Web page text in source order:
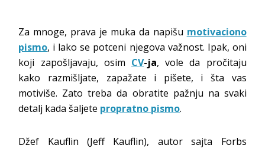
Za mnoge, prava je muka da napišu motivaciono
pismo, i lako se potceni njegova važnost. Ipak, oni
koji zapošljavaju, osim CV-ja, vole da pročitaju
kako razmišljate, zapažate i pišete, i šta vas
motiviše. Zato treba da obratite pažnju na svaki
detalj kada šaljete propratno pismo.
Džef Kauflin (Jeff Kauflin), autor sajta Forbs